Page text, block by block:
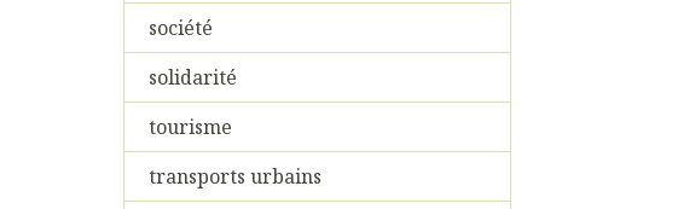
société
solidarité
tourisme
transports urbains